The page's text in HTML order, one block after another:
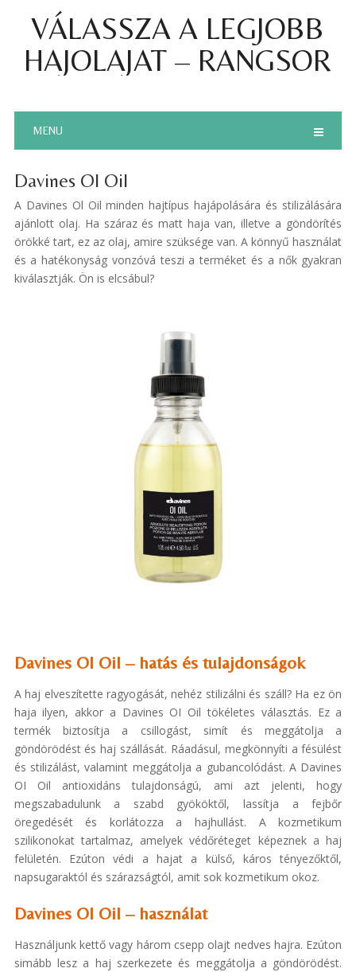
VÁLASSZA A LEGJOBB
HAJOLAJAT – RANGSOR
MENU
Davines Ol Oil
A Davines Ol Oil minden hajtípus hajápolására és stilizálására
ajánlott olaj. Ha száraz és matt haja van, illetve a göndörítés
örökké tart, ez az olaj, amire szüksége van. A könnyű használat
és a hatékonyság vonzóvá teszi a terméket és a nők gyakran
kiválasztják. Ön is elcsábul?
Davines Ol Oil – hatás és tulajdonságok
A haj elveszítette ragyogását, nehéz stilizálni és száll? Ha ez ön
haja ilyen, akkor a Davines OI Oil tökéletes választás. Ez a
termék biztosítja a csillogást, simít és meggátolja a
göndörödést és haj szállását. Ráadásul, megkönnyíti a fésülést
és stilizálást, valamint meggátolja a gubancolódást. A Davines
OI Oil antioxidáns tulajdonságú, ami azt jelenti, hogy
megszabadulunk a szabd gyököktől, lassítja a fejbőr
öregedését és korlátozza a hajhullást. A kozmetikum
szilikonokat tartalmaz, amelyek védőréteget képeznek a haj
felületén. Ezúton védi a hajat a külső, káros tényezőktől,
napsugaraktól és szárazságtól, amit sok kozmetikum okoz.
Davines Ol Oil – használat
Használjunk kettő vagy három csepp olajt nedves hajra. Ezúton
simább lesz a haj szerkezete és meggátolja a göndörödést.